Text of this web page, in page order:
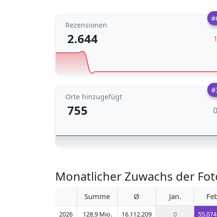
Rezensionen
2.644 1
Orte hinzugefügt
755 0
Monatlicher Zuwachs der
Summe Ø Jan.
2026 128,9 Mio. 16.112.209 0